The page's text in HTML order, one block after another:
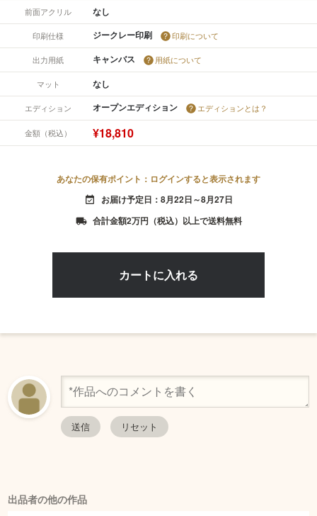
前面アクリル なし
印刷仕様 ジークレー印刷 印刷について
出力用紙 キャンバス 用紙について
マット なし
エディション オープンエディション エディションとは？
金額（税込） ¥18,810
あなたの保有ポイント：ログインすると表示されます
event_available お届け予定日：8月22日～8月27日
local_shipping 合計金額2万円（税込）以上で送料無料
出品者の他の作品